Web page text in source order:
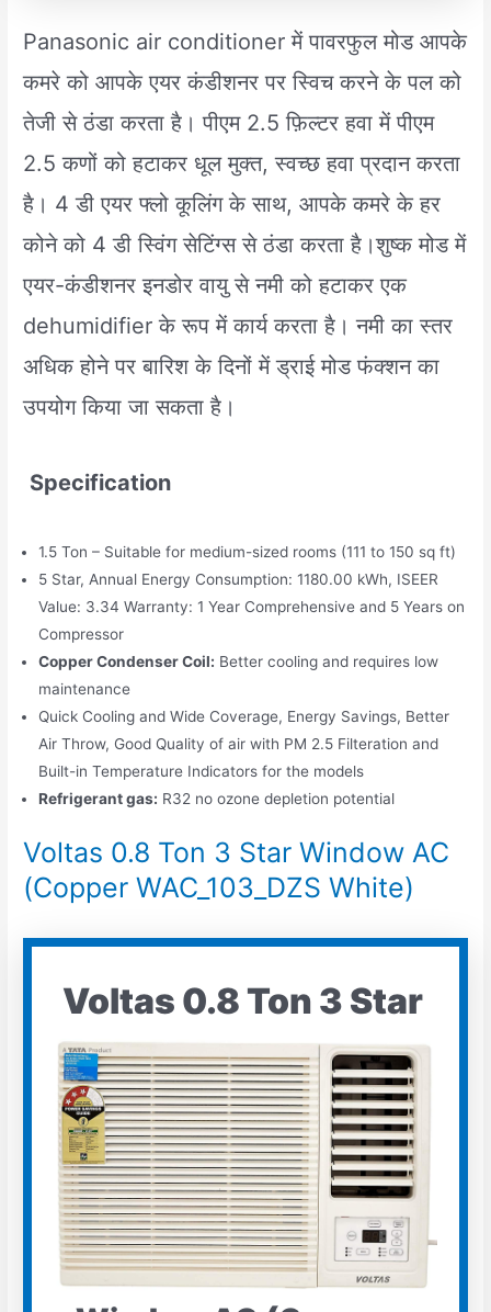
Panasonic air conditioner में पावरफुल मोड आपके
कमरे को आपके एयर कंडीशनर पर स्विच करने के पल को
तेजी से ठंडा करता है। पीएम 2.5 फ़िल्टर हवा में पीएम
2.5 कणों को हटाकर धूल मुक्त, स्वच्छ हवा प्रदान करता
है। 4 डी एयर फ्लो कूलिंग के साथ, आपके कमरे के हर
कोने को 4 डी स्विंग सेटिंग्स से ठंडा करता है।शुष्क मोड में
एयर-कंडीशनर इनडोर वायु से नमी को हटाकर एक
dehumidifier के रूप में कार्य करता है। नमी का स्तर
अधिक होने पर बारिश के दिनों में ड्राई मोड फंक्शन का
उपयोग किया जा सकता है।
Specification
1.5 Ton – Suitable for medium-sized rooms (111 to 150 sq ft)
5 Star, Annual Energy Consumption: 1180.00 kWh, ISEER
Value: 3.34 Warranty: 1 Year Comprehensive and 5 Years on
Compressor
Copper Condenser Coil: Better cooling and requires low
maintenance
Quick Cooling and Wide Coverage, Energy Savings, Better
Air Throw, Good Quality of air with PM 2.5 Filteration and
Built-in Temperature Indicators for the models
Refrigerant gas: R32 no ozone depletion potential
Voltas 0.8 Ton 3 Star Window AC
(Copper WAC_103_DZS White)
Voltas 0.8 Ton 3 Star